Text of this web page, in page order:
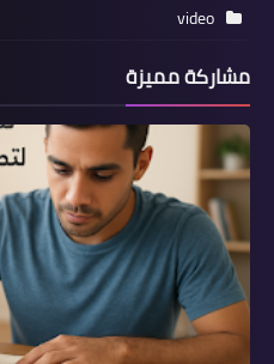
video
مشاركة مميزة